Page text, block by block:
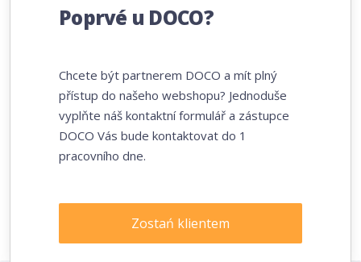
Poprvé u DOCO?
Chcete být partnerem DOCO a mít plný
přístup do našeho webshopu? Jednoduše
vyplňte náš kontaktní formulář a zástupce
DOCO Vás bude kontaktovat do 1
pracovního dne.
Zostań klientem